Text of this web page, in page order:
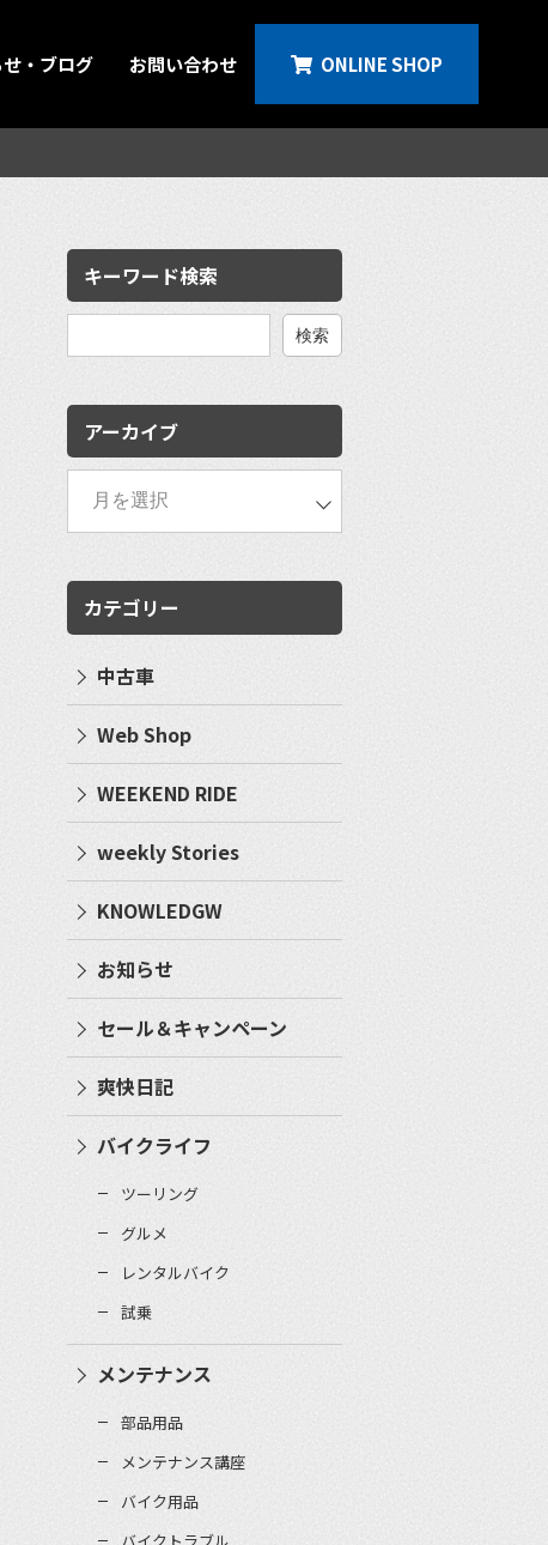
・ブログ お問い合わせ ONLINE SHOP
キーワード検索
検
アーカイブ
カテゴリー
中古車
Web Shop
WEEKEND RIDE
weekly Stories
KNOWLEDGW
お知らせ
セール＆キャンペーン
爽快日記
バイクライフ
ツーリング
グルメ
レンタルバイク
試乗
メンテナンス
部品用品
メンテナンス講座
バイク用品
バイクトラブル